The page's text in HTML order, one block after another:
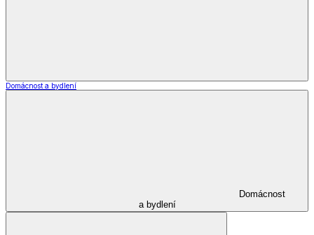
Domácnost a bydlení
Domácnost
a bydlení